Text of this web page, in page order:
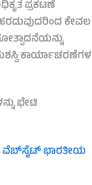
ಪ್ರಕಟಣೆ
ಹರಡುವುದರಿಂದ ಕೇವಲ
ಕಾರ್ಯಾಚರಣೆಗಳ
ಭೇಟಿ
ವೆಬ್‌ಸೈಟ್ಭಾರತೀಯ